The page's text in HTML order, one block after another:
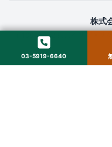
株式
〒160-0022 東京都新宿区新
© 2025
03-5919-6640